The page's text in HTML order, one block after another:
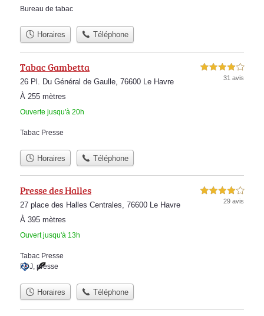
Bureau de tabac
Horaires Téléphone
Tabac Gambetta
26 Pl. Du Général de Gaulle, 76600 Le Havre
À 255 mètres
Ouverte jusqu'à 20h
4,0 étoiles sur 5
31 avis
Tabac Presse
Horaires Téléphone
Presse des Halles
27 place des Halles Centrales, 76600 Le Havre
À 395 mètres
Ouvert jusqu'à 13h
4,0 étoiles sur 5
29 avis
Tabac Presse
FDJ, presse
Horaires Téléphone